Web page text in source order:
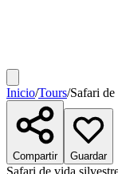
Inicio/Tours/Safari
Compartir Guardar